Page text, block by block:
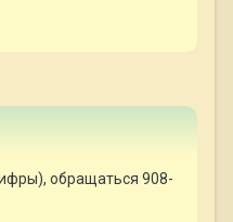
обращаться 908-